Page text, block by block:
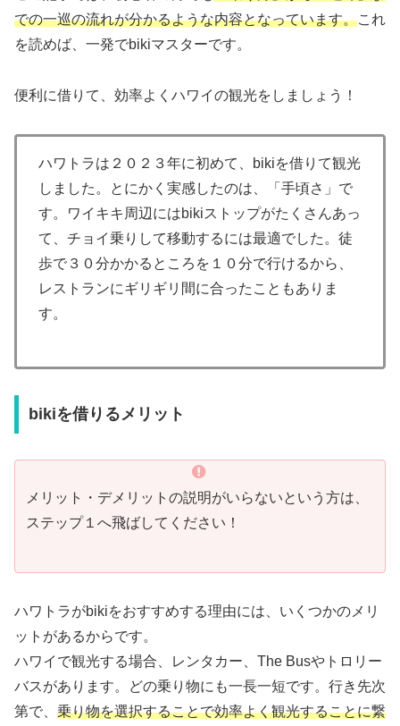
での一巡の流れが分かるような内容となっています。これ
を読めば、一発でbikiマスターです。
便利に借りて、効率よくハワイの観光をしましょう！
ハワトラは２０２３年に初めて、bikiを借りて観光
しました。とにかく実感したのは、「手頃さ」で
す。ワイキキ周辺にはbikiストップがたくさんあっ
て、チョイ乗りして移動するには最適でした。徒
歩で３０分かかるところを１０分で行けるから、
レストランにギリギリ間に合ったこともありま
す。
bikiを借りるメリット
メリット・デメリットの説明がいらないという方は、
ステップ１へ飛ばしてください！
ハワトラがbikiをおすすめする理由には、いくつかのメリ
ットがあるからです。
ハワイで観光する場合、レンタカー、The Busやトロリー
バスがあります。どの乗り物にも一長一短です。行き先次
第で、 乗り物を選択することで効率よく観光することに繋